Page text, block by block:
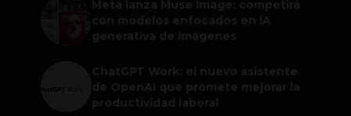
Meta lanza Muse Image: competirá
con modelos enfocados en IA
generativa de imágenes
ChatGPT Work: el nuevo asistente
de OpenAI que promete mejorar la
productividad laboral